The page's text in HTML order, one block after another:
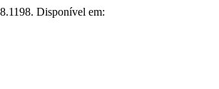
Disponível em: